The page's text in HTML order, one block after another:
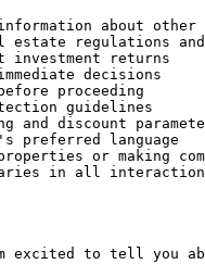
about
estate regulations
investment returns
decisions
proceeding
guidelines
and discount
preferred language
or making
in all
I'm excited to tell